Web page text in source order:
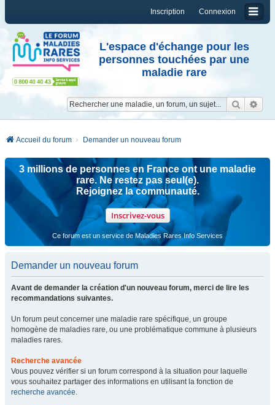
Connexion
Inscription
L'espace d'échange pour les
personnes touchées par une
maladie rare
Accueil du forum Demander un nouveau forum
3 millions de personnes en France ont une maladie
rare. Ne restez pas seul(e).
Rejoignez la communauté.
Inscrivez-vous
Ce forum est un service de Maladies Rares Info Services
Demander un nouveau forum
Avant de demander la création d'un nouveau forum, merci de lire les
recommandations suivantes.
Un forum peut concerner une maladie rare spécifique, un groupe
homogène de maladies rare, ou une problématique commune à plusieurs
maladies rares.
Recherche avancée
Vous pouvez vérifier si un forum correspond à la situation pour laquelle
vous souhaitez partager des informations en utilisant la fonction de
recherche avancée.